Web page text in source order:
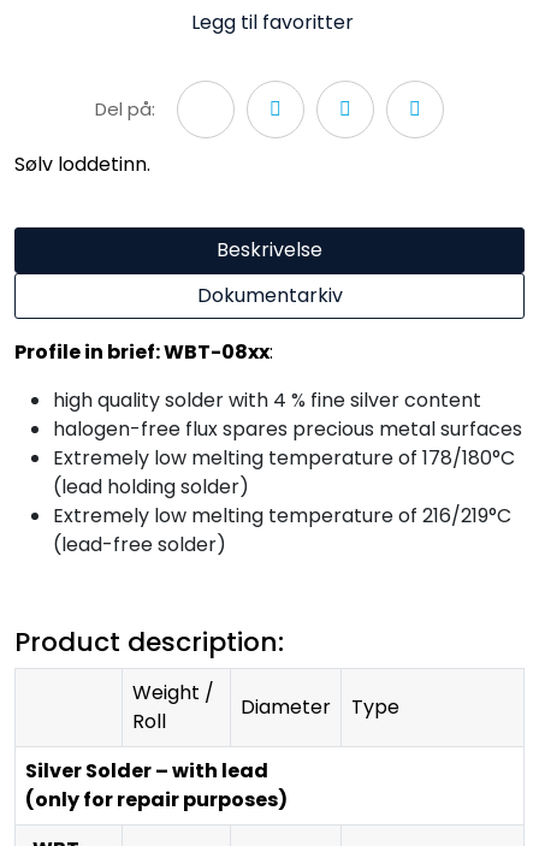
Legg til favoritter
Del på:
Sølv loddetinn.
Beskrivelse
Dokumentarkiv
Profile in brief: WBT-08xx:
high quality solder with 4 % fine silver content
halogen-free flux spares precious metal surfaces
Extremely low melting temperature of 178/180°C
(lead holding solder)
Extremely low melting temperature of 216/219°C
(lead-free solder)
Product description:
Weight /
Roll
Diameter Type
Silver Solder – with lead
(only for repair purposes)